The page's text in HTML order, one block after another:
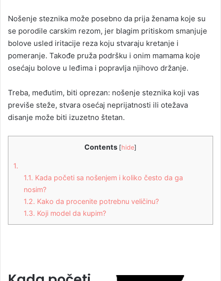
Nošenje steznika može posebno da prija ženama koje su
se porodile carskim rezom, jer blagim pritiskom smanjuje
bolove usled iritacije reza koju stvaraju kretanje i
pomeranje. Takođe pruža podršku i onim mamama koje
osećaju bolove u leđima i popravlja njihovo držanje.
Treba, međutim, biti oprezan: nošenje steznika koji vas
previše steže, stvara osećaj neprijatnosti ili otežava
disanje može biti izuzetno štetan.
Contents [hide]
1.
1.1. Kada početi sa nošenjem i koliko često da ga
nosim?
1.2. Kako da procenite potrebnu veličinu?
1.3. Koji model da kupim?